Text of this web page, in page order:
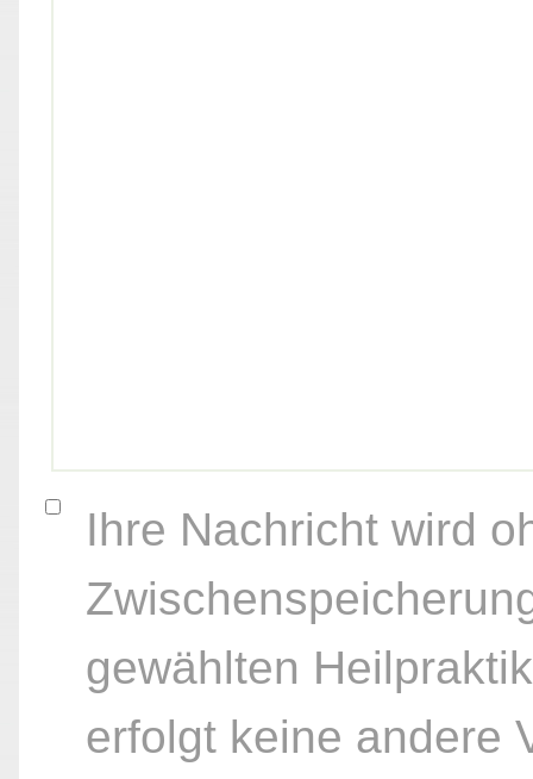
Ihre Nachricht wird
gewählten
erfolgt keine andere